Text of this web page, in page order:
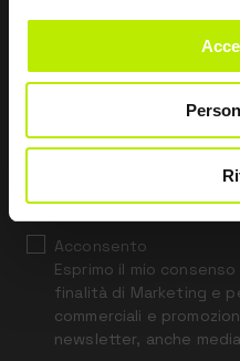
field
*Ho letto l’Informativa
ai sensi dell’art. 13
Acconsento
Esprimo il mio
finalità di Marketing e
commerciali e
newsletter, anche